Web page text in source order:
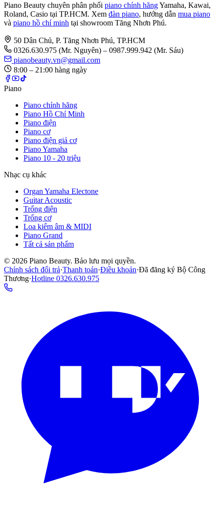
Piano Beauty chuyên phân phối piano chính hãngYamaha, Kawai,
Roland, Casio tại TP.HCM. Xem đàn piano, hướng dẫn mua piano
và piano hồ chí minh tại showroom Tăng Nhơn Phú.
50 Dân Chủ, P. Tăng Nhơn Phú, TP.HCM
0326.630.975 (Mr. Nguyên) – 0987.999.942 (Mr. Sáu)
pianobeauty.vn@gmail.com
8:00 – 21:00 hàng ngày
Piano
Piano chính hãng
Piano Hồ Chí Minh
Piano điện
Piano cơ
Piano điện giả cơ
Piano Yamaha
Piano 10 - 20 triệu
Nhạc cụ khác
Organ Yamaha Electone
Guitar Acoustic
Trống điện
Trống cơ
Loa kiểm âm & MIDI
Piano Grand
Tất cả sản phẩm
© 2026 Piano Beauty. Bảo lưu mọi quyền.
Chính sách đổi trả·Thanh toán·Điều khoản·Đã đăng ký Bộ Công
Thương·Hotline 0326.630.975